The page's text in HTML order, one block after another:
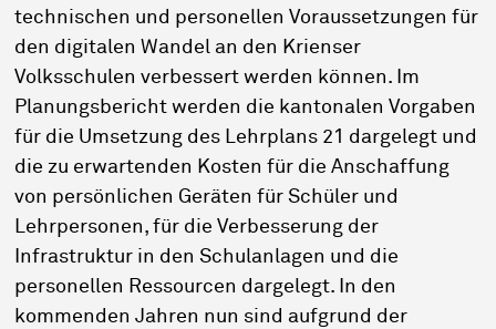
technischen und personellen Voraussetzungen für
den digitalen Wandel an den Krienser
Volksschulen verbessert werden können. Im
Planungsbericht werden die kantonalen Vorgaben
für die Umsetzung des Lehrplans 21 dargelegt und
die zu erwartenden Kosten für die Anschaffung
von persönlichen Geräten für Schüler und
Lehrpersonen, für die Verbesserung der
Infrastruktur in den Schulanlagen und die
personellen Ressourcen dargelegt. In den
kommenden Jahren nun sind aufgrund der